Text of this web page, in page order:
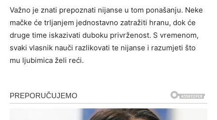
Važno je znati prepoznati nijanse u tom ponašanju. Neke
mačke će trljanjem jednostavno zatražiti hranu, dok će
druge time iskazivati duboku privrženost. S vremenom,
svaki vlasnik nauči razlikovati te nijanse i razumjeti što
mu ljubimica želi reći.